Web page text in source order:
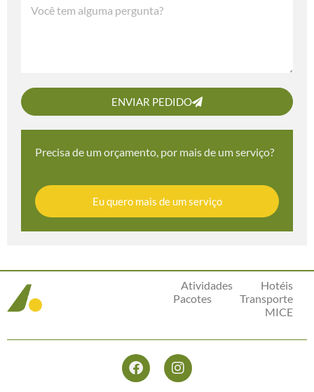
ENVIAR PEDIDO
Precisa de um orçamento, por mais de um serviço?
Eu quero mais de um serviço
Atividades
Hotéis
Pacotes
Transporte
MICE